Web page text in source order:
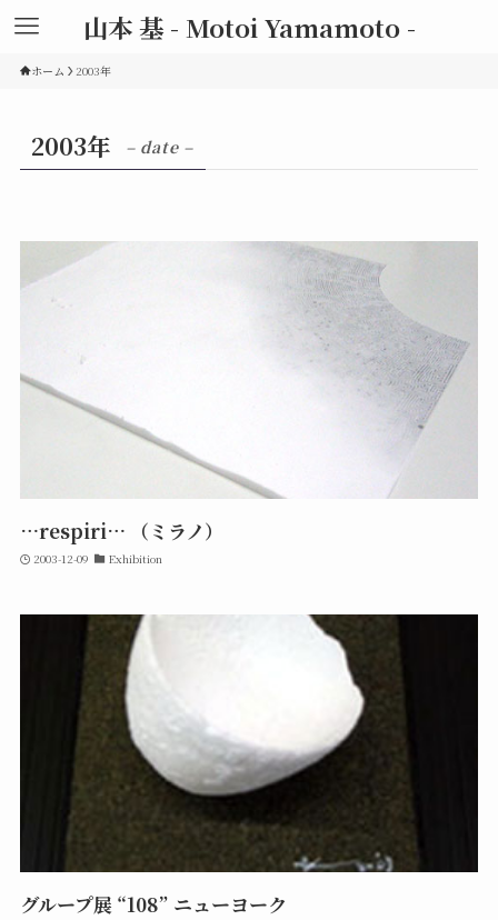
山本 基 - Motoi Yamamoto -
ホーム 2003年
2003年 – date –
…respiri… （ミラノ）
2003-12-09 Exhibition
グループ展 “108” ニューヨーク